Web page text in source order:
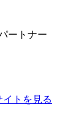
ートナー
イトを見る